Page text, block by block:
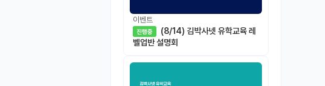
이벤트
진행중
벨업반 설명회